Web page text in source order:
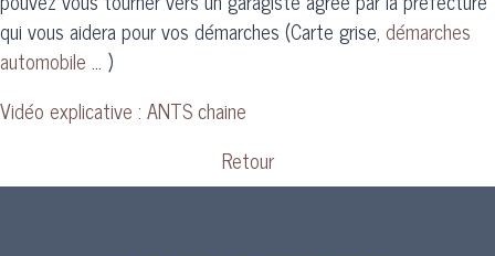
qui vous aidera pour vos démarches (Carte grise, démarches
automobile … )
Vidéo explicative : ANTS chaine
Retour